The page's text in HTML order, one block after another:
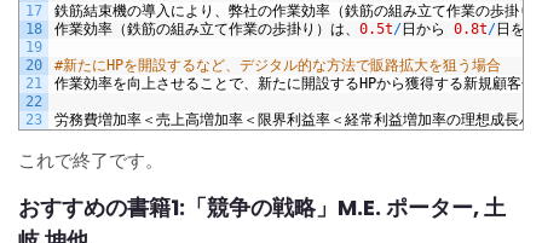
17
18
19
20
21
22
23
鉄筋結束機の導入により、弊社の作業効率（鉄筋の組み立て作業の歩掛り
作業効率（鉄筋の組み立て作業の歩掛り）は、 0.5t/日から 0.8t/日を
#新たにHPを開設するなど、デジタル的な方法で販路拡大を狙う場合
作業効率を向上させることで、新たに開設する HPから獲得する新規顧客分
労務費増加率＜売上高増加率＜限界利益率＜経常利益増加率の理想成長バ
これで終了です。
おすすめの書籍1:「競争の戦略」M.E. ポーター, 土